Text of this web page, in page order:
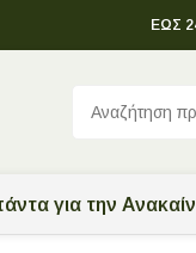
ΕΩΣ
για την